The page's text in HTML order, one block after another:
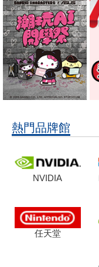
熱門品牌館
NVIDIA
任天堂